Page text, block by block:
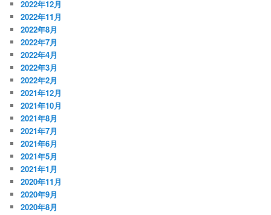
2022年12月
2022年11月
2022年8月
2022年7月
2022年4月
2022年3月
2022年2月
2021年12月
2021年10月
2021年8月
2021年7月
2021年6月
2021年5月
2021年1月
2020年11月
2020年9月
2020年8月